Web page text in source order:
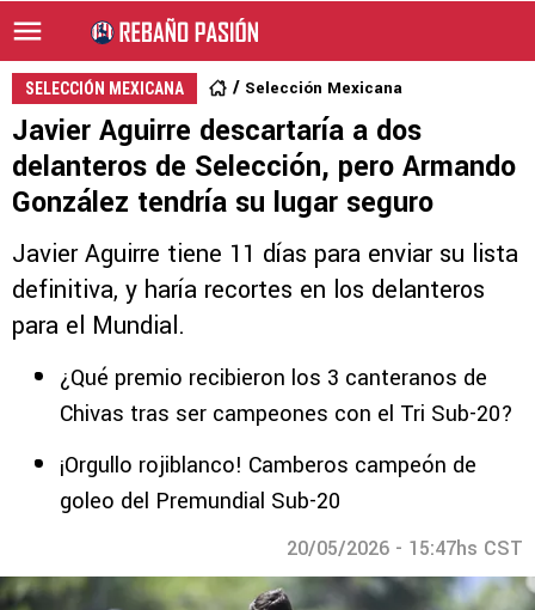
SELECCIÓN MEXICANA Selección Mexicana
Javier Aguirre descartaría a dos
delanteros de Selección, pero Armando
González tendría su lugar seguro
Javier Aguirre tiene 11 días para enviar su lista
definitiva, y haría recortes en los delanteros
para el Mundial.
¿Qué premio recibieron los 3 canteranos de
Chivas tras ser campeones con el Tri Sub-20?
¡Orgullo rojiblanco! Camberos campeón de
goleo del Premundial Sub-20
20/05/2026 - 15:47hs CST